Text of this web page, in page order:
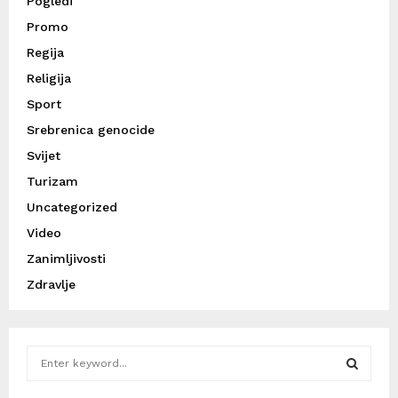
Promo
Regija
Religija
Sport
Srebrenica genocide
Svijet
Turizam
Uncategorized
Video
Zanimljivosti
Zdravlje